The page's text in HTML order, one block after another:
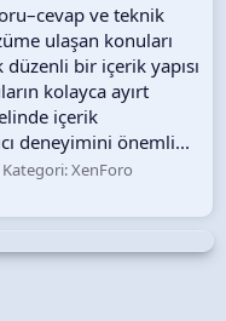
ve teknik
ulaşan konuları
bir içerik yapısı
kolayca ayırt
içerik
deneyimini önemli...
Kategori:XenForo